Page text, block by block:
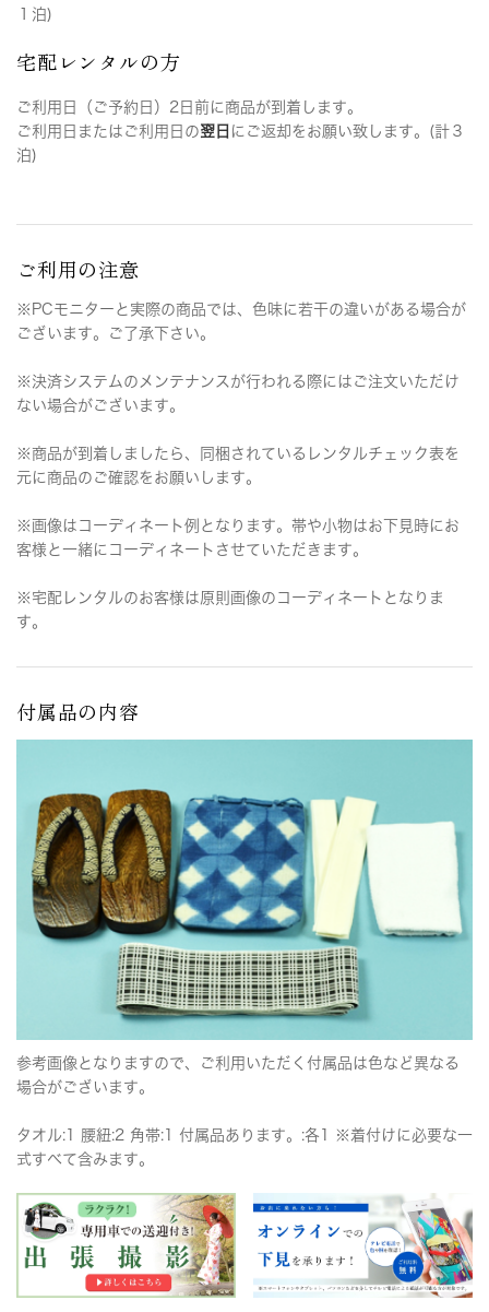
１泊)
宅配レンタルの方
ご利用日（ご予約日）2日前に商品が到着します。
ご利用日またはご利用日の翌日 にご返却をお願い致します。(計３
泊)
ご利用の注意
※PCモニターと実際の商品では、色味に若干の違いがある場合が
ございます。ご了承下さい。
※決済システムのメンテナンスが行われる際にはご注文いただけ
ない場合がございます。
※商品が到着しましたら、同梱されているレンタルチェック表を
元に商品のご確認をお願いします。
※画像はコーディネート例となります。帯や小物はお下見時にお
客様と一緒にコーディネートさせていただきます。
※宅配レンタルのお客様は原則画像のコーディネートとなりま
す。
付属品の内容
参考画像となりますので、ご利用いただく付属品は色など異なる
場合がございます。
タオル:1 腰紐:2 角帯:1 付属品あります。:各1 ※着付けに必要な一
式すべて含みます。